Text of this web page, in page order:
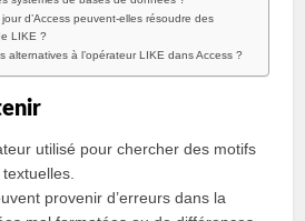
d’Access peuvent-elles résoudre des
LIKE ?
alternatives à l’opérateur LIKE dans Access ?
utilisé pour chercher des motifs
provenir d’erreurs dans la